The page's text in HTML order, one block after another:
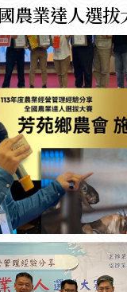
農業達人選拔